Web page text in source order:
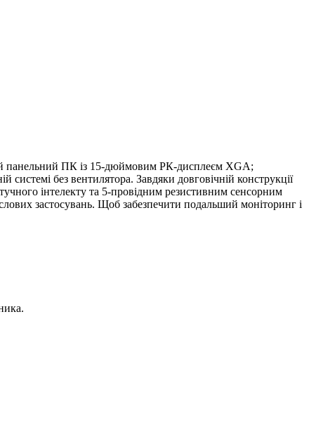
панельний ПК із 15-дюймовим РК-дисплеєм XGA;
без вентилятора. Завдяки довговічній конструкції
інтелекту та 5-провідним резистивним сенсорним
застосувань. Щоб забезпечити подальший моніторинг і